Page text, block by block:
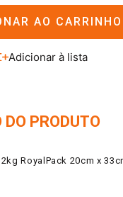
AO CARRINHO
DO PRODUTO
RoyalPack 20cm x